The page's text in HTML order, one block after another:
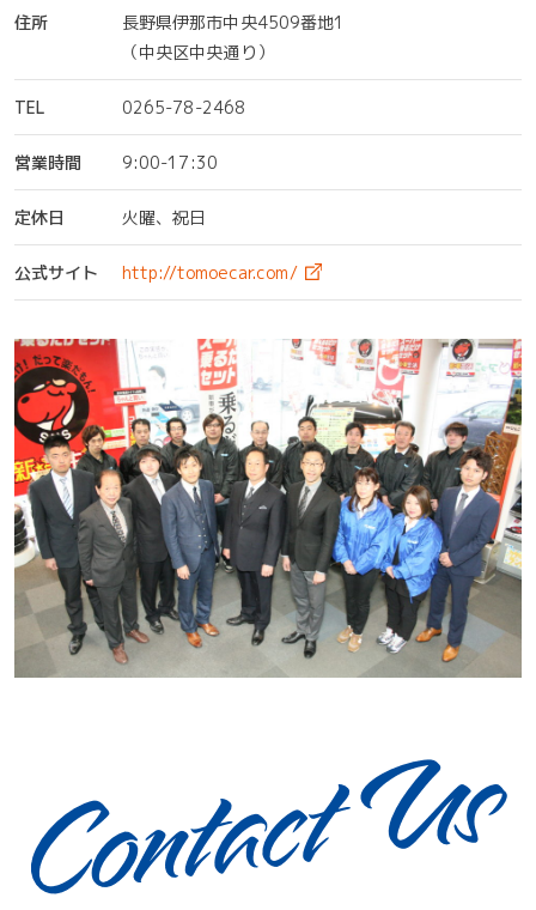
住所
長野県伊那市中央4509番地1
（中央区中央通り）
TEL 0265-78-2468
営業時間 9:00-17:30
定休日 火曜、祝日
公式サイト http://tomoecar.com/